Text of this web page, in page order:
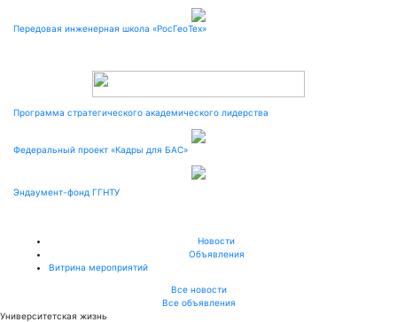
Передовая инженерная школа «РосГеоТех»
Программа стратегического академического лидерства
Федеральный проект «Кадры для БАС»
Эндаумент-фонд ГГНТУ
Новости
Объявления
Витрина мероприятий
Все новости
Все объявления
Университетская жизнь